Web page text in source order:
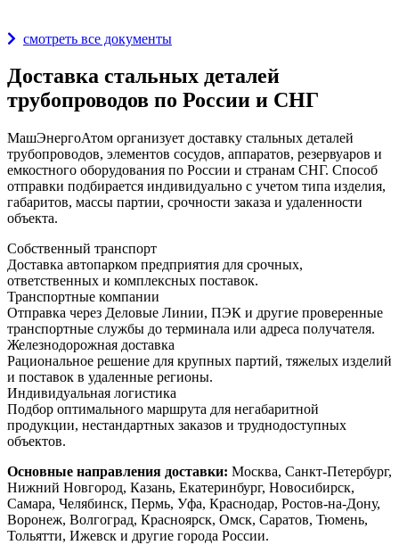
смотреть все документы
Доставка стальных деталей
трубопроводов по России и СНГ
МашЭнергоАтом организует доставку стальных деталей
трубопроводов, элементов сосудов, аппаратов, резервуаров и
емкостного оборудования по России и странам СНГ. Способ
отправки подбирается индивидуально с учетом типа изделия,
габаритов, массы партии, срочности заказа и удаленности
объекта.
Собственный транспорт
Доставка автопарком предприятия для срочных,
ответственных и комплексных поставок.
Транспортные компании
Отправка через Деловые Линии, ПЭК и другие проверенные
транспортные службы до терминала или адреса получателя.
Железнодорожная доставка
Рациональное решение для крупных партий, тяжелых изделий
и поставок в удаленные регионы.
Индивидуальная логистика
Подбор оптимального маршрута для негабаритной
продукции, нестандартных заказов и труднодоступных
объектов.
Основные направления доставки: Москва, Санкт-Петербург,
Нижний Новгород, Казань, Екатеринбург, Новосибирск,
Самара, Челябинск, Пермь, Уфа, Краснодар, Ростов-на-Дону,
Воронеж, Волгоград, Красноярск, Омск, Саратов, Тюмень,
Тольятти, Ижевск и другие города России.